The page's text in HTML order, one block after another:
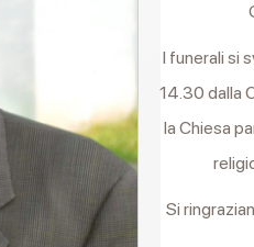
I funerali si
14.30 dalla
la Chiesa
Si